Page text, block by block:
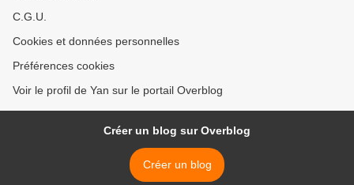
C.G.U.
Cookies et données personnelles
Préférences cookies
Voir le profil de Yan sur le portail Overblog
Créer un blog sur Overblog
Créer un blog